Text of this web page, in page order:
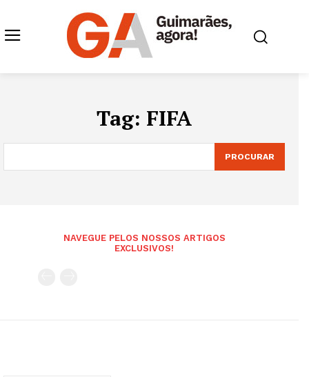
Tag: FIFA
PROCURAR
NAVEGUE PELOS NOSSOS ARTIGOS
EXCLUSIVOS!